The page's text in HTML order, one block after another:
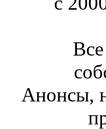
Анонсы,